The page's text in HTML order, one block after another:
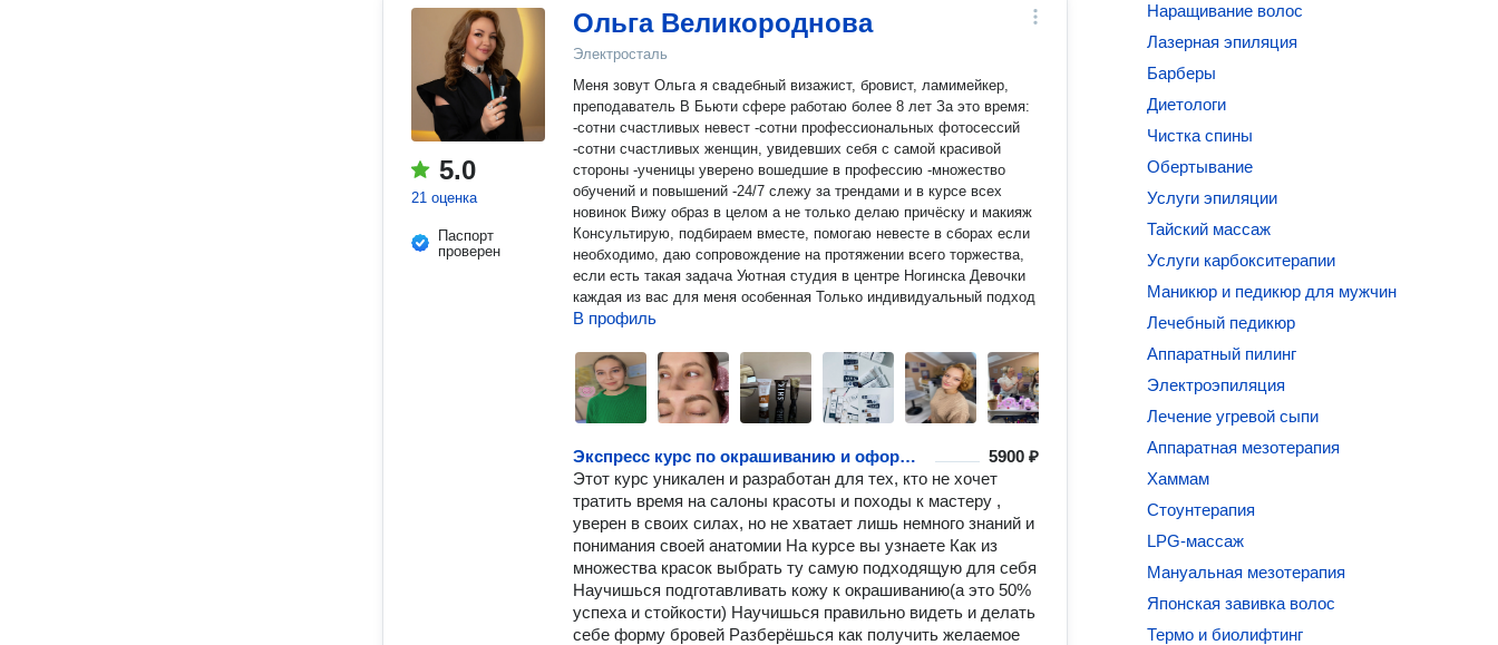
5.0
21 оценка
Паспорт
проверен
Ольга Великороднова
Электросталь
Меня зовут Ольга я свадебный визажист, бровист, ламимейкер,
преподаватель В Бьюти сфере работаю более 8 лет За это время:
-сотни счастливых невест -сотни профессиональных фотосессий
-сотни счастливых женщин, увидевших себя с самой красивой
стороны -ученицы уверено вошедшие в профессию -множество
обучений и повышений -24/7 слежу за трендами и в курсе всех
новинок Вижу образ в целом а не только делаю причёску и макияж
Консультирую, подбираем вместе, помогаю невесте в сборах если
необходимо, даю сопровождение на протяжении всего торжества,
если есть такая задача Уютная студия в центре Ногинска Девочки
каждая из вас для меня особенная Только индивидуальный подход
В профиль
Экспресс курс по окрашиванию и оформлению бровей дома
5900 ₽
Этот курс уникален и разработан для тех, кто не хочет
тратить время на салоны красоты и походы к мастеру ,
уверен в своих силах, но не хватает лишь немного знаний и
понимания своей анатомии На курсе вы узнаете Как из
множества красок выбрать ту самую подходящую для себя
Научишься подготавливать кожу к окрашиванию(а это 50%
успеха и стойкости) Научишься правильно видеть и делать
себе форму бровей Разберёшься как получить желаемое
Наращивание волос
Лазерная эпиляция
Барберы
Диетологи
Чистка спины
Обертывание
Услуги эпиляции
Тайский массаж
Услуги карбокситерапии
Маникюр и педикюр для мужчин
Лечебный педикюр
Аппаратный пилинг
Электроэпиляция
Лечение угревой сыпи
Аппаратная мезотерапия
Хаммам
Стоунтерапия
LPG-массаж
Мануальная мезотерапия
Японская завивка волос
Термо и биолифтинг